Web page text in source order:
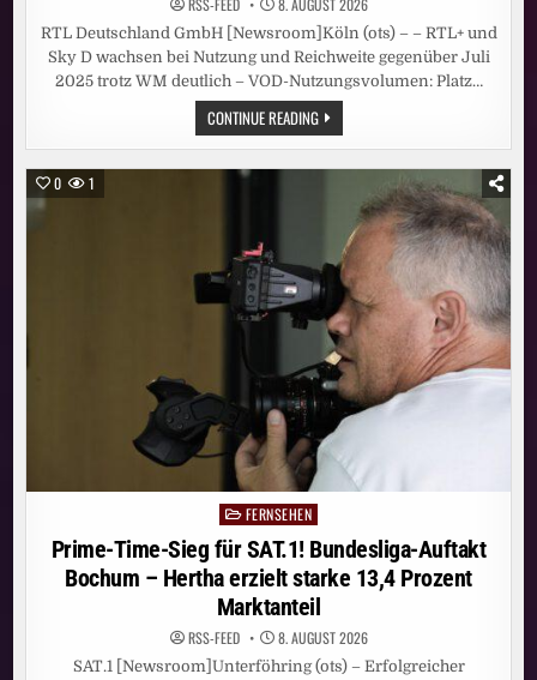
RSS-FEED 8. AUGUST 2026
RTL Deutschland GmbH [Newsroom]Köln (ots) – – RTL+ und
Sky D wachsen bei Nutzung und Reichweite gegenüber Juli
2025 trotz WM deutlich – VOD-Nutzungsvolumen: Platz…
CONTINUE READINGGEMEINSAM
STARK:
RTL+
SKY
ERREICHT
11,41
MILLIONEN
MENSCHEN
0 1
Posted
in
FERNSEHEN
Prime-Time-Sieg für SAT.1! Bundesliga-Auftakt
Bochum – Hertha erzielt starke 13,4 Prozent
Marktanteil
RSS-FEED 8. AUGUST 2026
SAT.1 [Newsroom]Unterföhring (ots) – Erfolgreicher